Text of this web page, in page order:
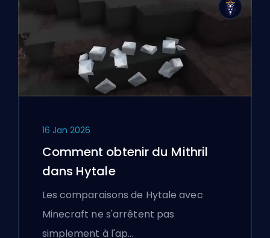
16 Jan 2026
Comment obtenir du Mithril
dans Hytale
Les comparaisons de Hytale avec
Minecraft ne s'arrêtent pas
simplement à l'ap…